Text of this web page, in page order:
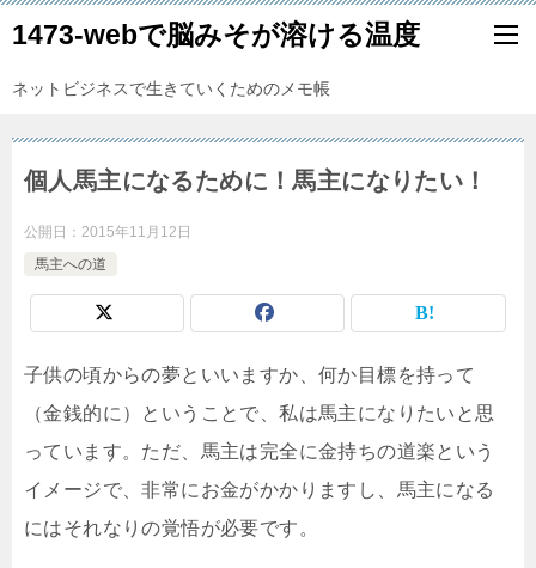
1473-webで脳みそが溶ける温度
ネットビジネスで生きていくためのメモ帳
個人馬主になるために！馬主になりたい！
公開日： 2015年11月12日
馬主への道
子供の頃からの夢といいますか、何か目標を持って
（金銭的に）ということで、私は馬主になりたいと思
っています。ただ、馬主は完全に金持ちの道楽という
イメージで、非常にお金がかかりますし、馬主になる
にはそれなりの覚悟が必要です。